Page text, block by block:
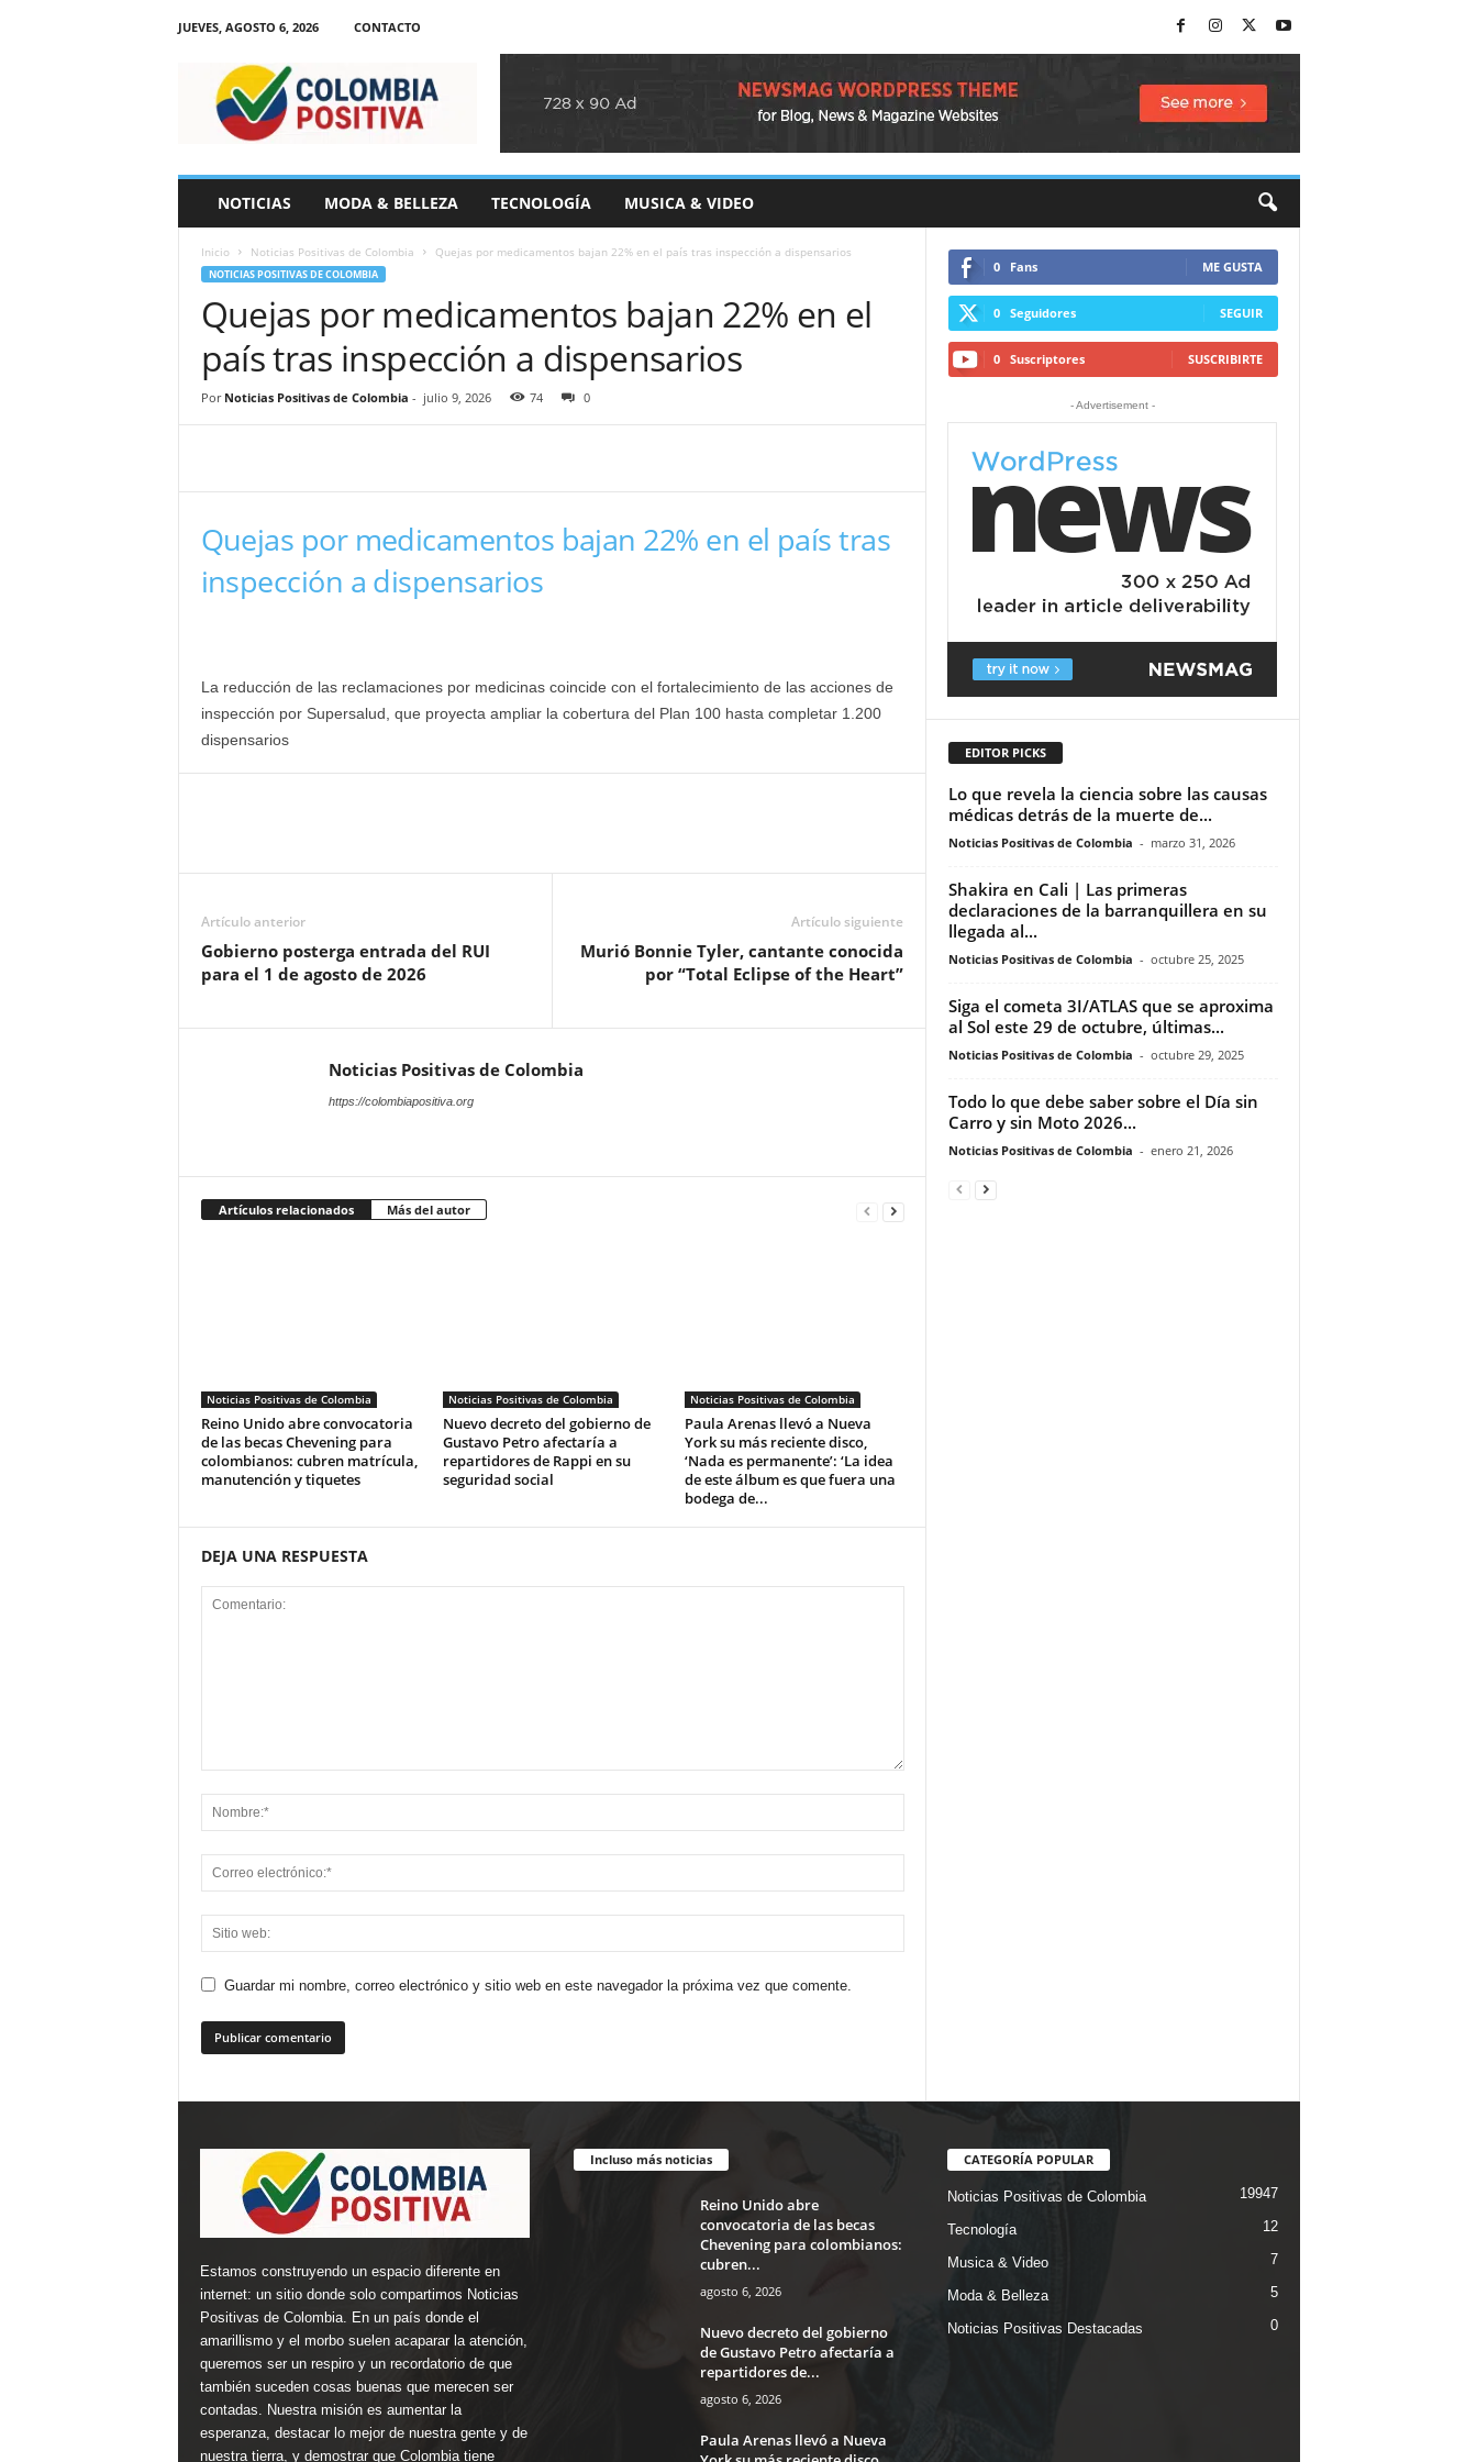
JUEVES, AGOSTO 6, 2026
CONTACTO
i
NOTICIAS MODA & BELLEZA TECNOLOGÍA MUSICA & VIDEO
Inicio Noticias Positivas de Colombia Quejas por medicamentos bajan 22% en el país tras inspección a dispensarios
NOTICIAS POSITIVAS DE COLOMBIA
Quejas por medicamentos bajan 22% en el
país tras inspección a dispensarios
Por Noticias Positivas de Colombia - julio 9, 2026 74 0
Quejas por medicamentos bajan 22% en el país tras
inspección a dispensarios
La reducción de las reclamaciones por medicinas coincide con el fortalecimiento de las acciones de
inspección por Supersalud, que proyecta ampliar la cobertura del Plan 100 hasta completar 1.200
dispensarios
Artículo anterior
Gobierno posterga entrada del RUI
para el 1 de agosto de 2026
Artículo siguiente
Murió Bonnie Tyler, cantante conocida
por “Total Eclipse of the Heart”
Noticias Positivas de Colombia
https://colombiapositiva.org
Artículos relacionados Más del autor
Noticias Positivas de Colombia
Reino Unido abre convocatoria
de las becas Chevening para
colombianos: cubren matrícula,
manutención y tiquetes
Noticias Positivas de Colombia
Nuevo decreto del gobierno de
Gustavo Petro afectaría a
repartidores de Rappi en su
seguridad social
Noticias Positivas de Colombia
Paula Arenas llevó a Nueva
York su más reciente disco,
‘Nada es permanente’: ‘La idea
de este álbum es que fuera una
bodega de...
DEJA UNA RESPUESTA
Guardar mi nombre, correo electrónico y sitio web en este navegador la próxima vez que comente.
0 Fans ME GUSTA
0 Seguidores SEGUIR
0 Suscriptores SUSCRIBIRTE
- Advertisement -
EDITOR PICKS
Lo que revela la ciencia sobre las causas
médicas detrás de la muerte de...
Noticias Positivas de Colombia - marzo 31, 2026
Shakira en Cali | Las primeras
declaraciones de la barranquillera en su
llegada al...
Noticias Positivas de Colombia - octubre 25, 2025
Siga el cometa 3I/ATLAS que se aproxima
al Sol este 29 de octubre, últimas...
Noticias Positivas de Colombia - octubre 29, 2025
Todo lo que debe saber sobre el Día sin
Carro y sin Moto 2026...
Noticias Positivas de Colombia - enero 21, 2026
Estamos construyendo un espacio diferente en
internet: un sitio donde solo compartimos Noticias
Positivas de Colombia. En un país donde el
amarillismo y el morbo suelen acaparar la atención,
queremos ser un respiro y un recordatorio de que
también suceden cosas buenas que merecen ser
contadas. Nuestra misión es aumentar la
esperanza, destacar lo mejor de nuestra gente y de
nuestra tierra, y demostrar que Colombia tiene
Incluso más noticias
Reino Unido abre
convocatoria de las becas
Chevening para colombianos:
cubren...
agosto 6, 2026
Nuevo decreto del gobierno
de Gustavo Petro afectaría a
repartidores de...
agosto 6, 2026
Paula Arenas llevó a Nueva
CATEGORÍA POPULAR
Noticias Positivas de Colombia 19947
Tecnología 12
Musica & Video 7
Moda & Belleza 5
Noticias Positivas Destacadas 0